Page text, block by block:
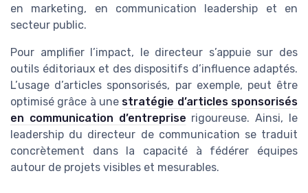
en marketing, en communication leadership et en
secteur public.
Pour amplifier l’impact, le directeur s’appuie sur des
outils éditoriaux et des dispositifs d’influence adaptés.
L’usage d’articles sponsorisés, par exemple, peut être
optimisé grâce à une stratégie d’articles sponsorisés
en communication d’entreprise rigoureuse. Ainsi, le
leadership du directeur de communication se traduit
concrètement dans la capacité à fédérer équipes
autour de projets visibles et mesurables.